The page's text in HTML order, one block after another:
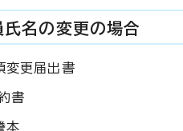
名の変更の場合
変更届出書
書
本